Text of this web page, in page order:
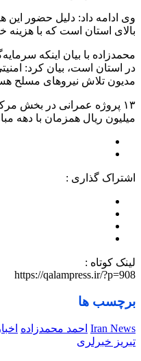
وی ادامه داد: دلیل حضور
بالای استان است که با هزینه
محمدزاده با بیان اینکه
در استان است، بیان کرد:
مدیون تلاش نیروهای مسلح
میلیون ریال همزمان با دهه
اشتراک گذاری :
لینک کوتاه :
https://qalampress.ir/?p=908
برچسب ها
Iran News احمد محمدزاده اخبار
تبریز خبرلری